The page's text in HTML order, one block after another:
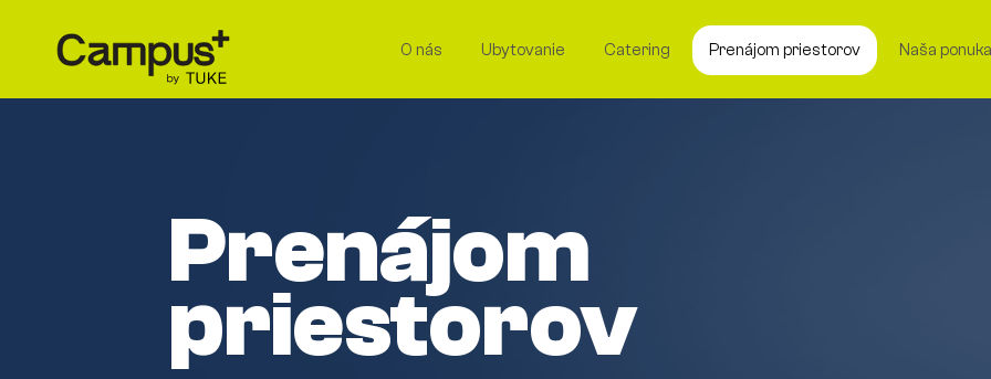
O nás Ubytovanie Catering Prenájom priestorov Naša ponuka
Prenájom
priestorov